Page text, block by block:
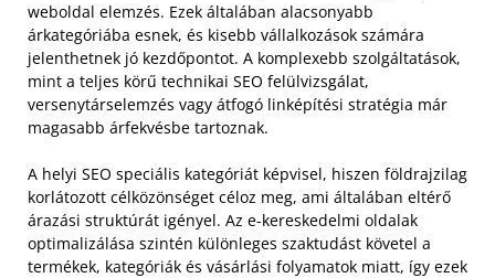
weboldal elemzés. Ezek általában alacsonyabb
árkategóriába esnek, és kisebb vállalkozások számára
jelenthetnek jó kezdőpontot. A komplexebb szolgáltatások,
mint a teljes körű technikai SEO felülvizsgálat,
versenytárselemzés vagy átfogó linképítési stratégia már
magasabb árfekvésbe tartoznak.
A helyi SEO speciális kategóriát képvisel, hiszen földrajzilag
korlátozott célközönséget céloz meg, ami általában eltérő
árazási struktúrát igényel. Az e-kereskedelmi oldalak
optimalizálása szintén különleges szaktudást követel a
termékek, kategóriák és vásárlási folyamatok miatt, így ezek